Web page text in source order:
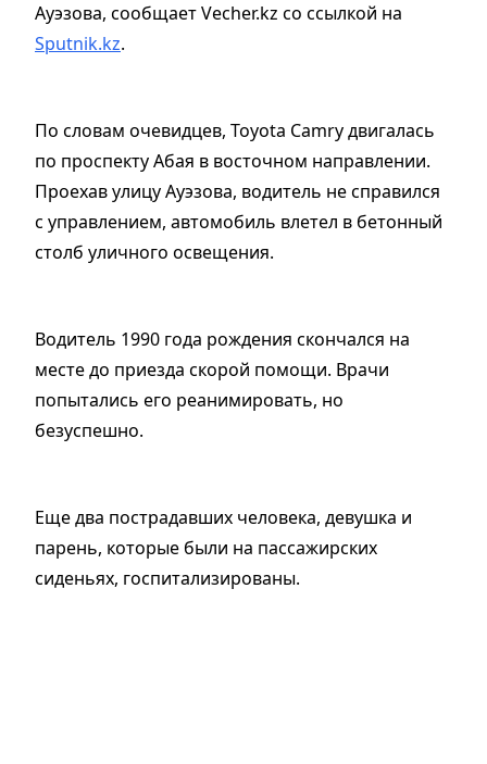
Ауэзова, сообщает Vecher.kz со ссылкой на
Sputnik.kz.
По словам очевидцев, Toyota Camry двигалась
по проспекту Абая в восточном направлении.
Проехав улицу Ауэзова, водитель не справился
с управлением, автомобиль влетел в бетонный
столб уличного освещения.
Водитель 1990 года рождения скончался на
месте до приезда скорой помощи. Врачи
попытались его реанимировать, но
безуспешно.
Еще два пострадавших человека, девушка и
парень, которые были на пассажирских
сиденьях, госпитализированы.